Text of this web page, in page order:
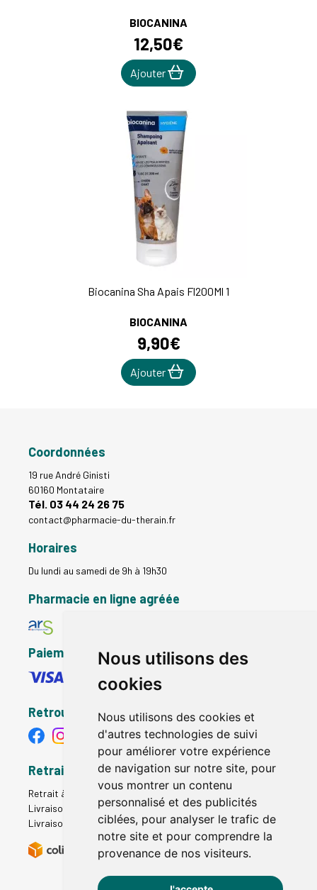
Nous utilisons des
cookies
Nous utilisons des cookies et
d'autres technologies de suivi
pour améliorer votre expérience
de navigation sur notre site, pour
vous montrer un contenu
personnalisé et des publicités
ciblées, pour analyser le trafic de
notre site et pour comprendre la
provenance de nos visiteurs.
BIOCANINA
12,50€
Ajouter
Biocanina Sha Apais Fl200Ml 1
BIOCANINA
9,90€
Ajouter
Coordonnées
19 rue André Ginisti
60160 Montataire
Tél. 03 44 24 26 75
contact@pharmacie-du-therain.fr
Horaires
Du lundi au samedi de 9h à 19h30
Pharmacie en ligne agréée
Paiement sécurisé
Retrouvez-nous
Retrait - Livraison
Retrait à la pharmacie - Click & Collect
Livraison en Point Relais
Livraison à domicile